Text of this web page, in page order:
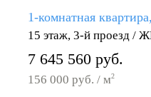
1-комнатная
15 этаж, 3-й проезд /
7 645 560 руб.
156 000 руб. / м2